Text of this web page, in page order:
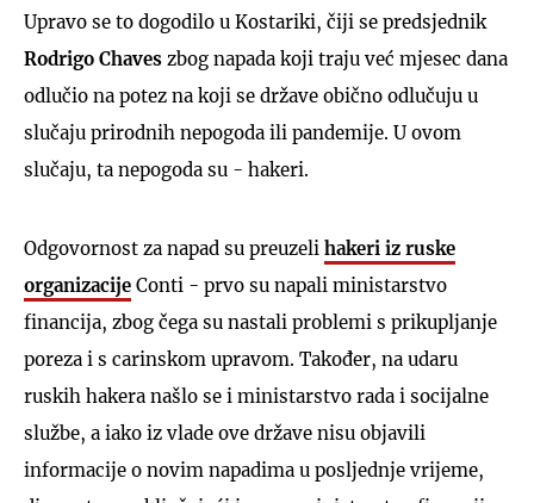
Upravo se to dogodilo u Kostariki, čiji se predsjednik
Rodrigo Chaves zbog napada koji traju već mjesec dana
odlučio na potez na koji se države obično odlučuju u
slučaju prirodnih nepogoda ili pandemije. U ovom
slučaju, ta nepogoda su - hakeri.
Odgovornost za napad su preuzeli hakeri iz ruske
organizacije Conti - prvo su napali ministarstvo
financija, zbog čega su nastali problemi s prikupljanje
poreza i s carinskom upravom. Također, na udaru
ruskih hakera našlo se i ministarstvo rada i socijalne
službe, a iako iz vlade ove države nisu objavili
informacije o novim napadima u posljednje vrijeme,